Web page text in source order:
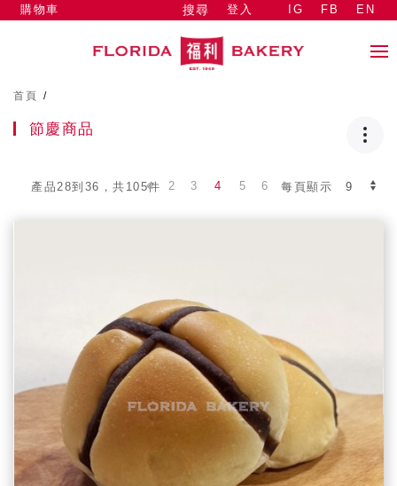
搜尋 登入
購物車 IG FB EN
首頁 /
節慶商品
產品28到36，共105件 每頁顯示
2 3 4 5 6